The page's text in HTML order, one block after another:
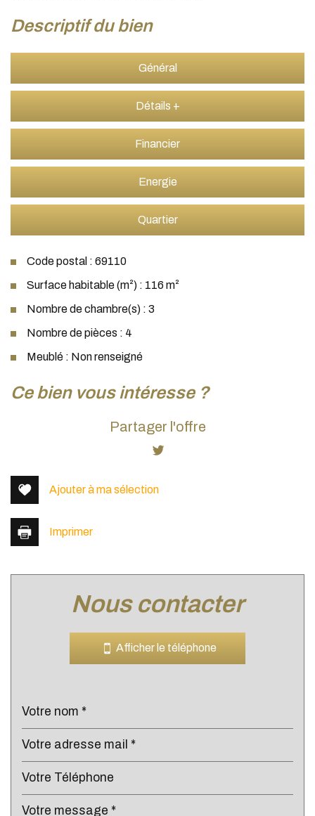
descriptif du bien
Général
Détails +
Financier
Energie
Quartier
Code postal : 69110
Surface habitable (m²) : 116 m²
Nombre de chambre(s) : 3
Nombre de pièces : 4
Meublé : Non renseigné
la ville de sainte foy lès lyon (69110)
Leaflet |©JawgMaps|© OpenStreetMap
Lycée
Bibliothèque
ce bien vous intéresse ?
Partager l'offre
Ajouter à ma sélection
Imprimer
nous contacter
Afficher le téléphone